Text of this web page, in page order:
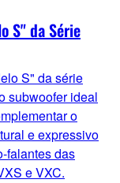
S" da Série
S" da série
subwoofer ideal
o
e expressivo
falantes das
e VXC.